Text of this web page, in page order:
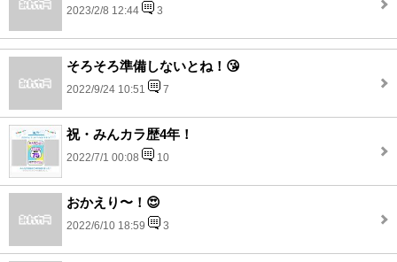
2023/2/8 12:44 3
そろそろ準備しないとね！😘
2022/9/24 10:51 7
祝・みんカラ歴4年！
2022/7/1 00:08 10
おかえり〜！😍
2022/6/10 18:59 3